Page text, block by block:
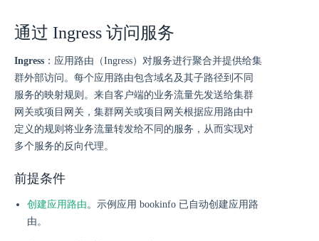
通过 Ingress 访问服务
Ingress ：应⽤路由（Ingress）对服务进⾏聚合并提供给集
群外部访问。每个应⽤路由包含域名及其⼦路径到不同
服务的映射规则。来自客户端的业务流量先发送给集群
网关或项目网关，集群网关或项目网关根据应用路由中
定义的规则将业务流量转发给不同的服务，从而实现对
多个服务的反向代理。
前提条件
创建应用路由。示例应用 bookinfo 已自动创建应用路
由。